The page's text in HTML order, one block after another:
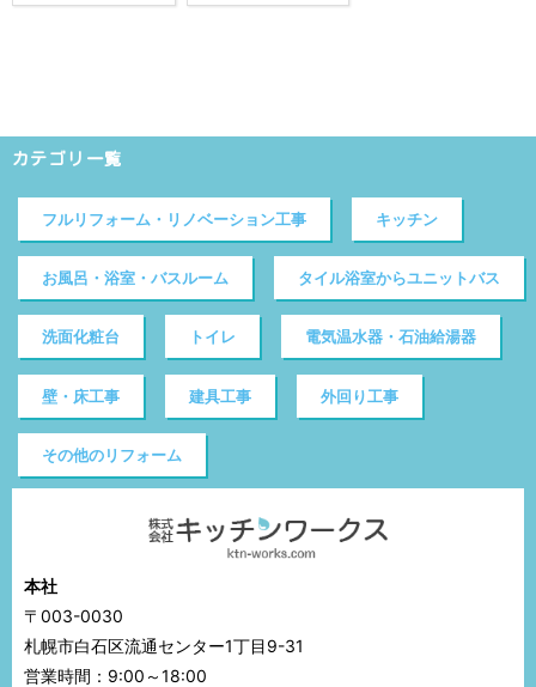
カテゴリ一覧
フルリフォーム・リノベーション工事 キッチン
お風呂・浴室・バスルーム タイル浴室からユニットバス
洗面化粧台 トイレ 電気温水器・石油給湯器
壁・床工事 建具工事 外回り工事
その他のリフォーム
本社
〒003-0030
札幌市白石区流通センター1丁目9-31
営業時間：9:00～18:00